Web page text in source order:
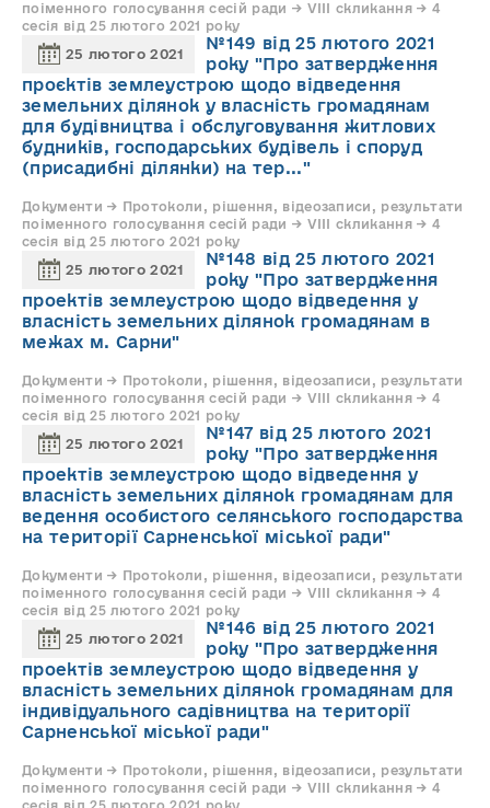
поіменного голосування сесій ради → VIII скликання → 4
сесія від 25 лютого 2021 року
25 лютого 2021
№149 від 25 лютого 2021
року "Про затвердження
проєктів землеустрою щодо відведення
земельних ділянок у власність громадянам
для будівництва і обслуговування житлових
будників, господарських будівель і споруд
(присадибні ділянки) на тер..."
Документи → Протоколи, рішення, відеозаписи, результати
поіменного голосування сесій ради → VIII скликання → 4
сесія від 25 лютого 2021 року
25 лютого 2021
№148 від 25 лютого 2021
року "Про затвердження
проектів землеустрою щодо відведення у
власність земельних ділянок громадянам в
межах м. Сарни"
Документи → Протоколи, рішення, відеозаписи, результати
поіменного голосування сесій ради → VIII скликання → 4
сесія від 25 лютого 2021 року
25 лютого 2021
№147 від 25 лютого 2021
року "Про затвердження
проектів землеустрою щодо відведення у
власність земельних ділянок громадянам для
ведення особистого селянського господарства
на території Сарненської міської ради"
Документи → Протоколи, рішення, відеозаписи, результати
поіменного голосування сесій ради → VIII скликання → 4
сесія від 25 лютого 2021 року
25 лютого 2021
№146 від 25 лютого 2021
року "Про затвердження
проектів землеустрою щодо відведення у
власність земельних ділянок громадянам для
індивідуального садівництва на території
Сарненської міської ради"
Документи → Протоколи, рішення, відеозаписи, результати
поіменного голосування сесій ради → VIII скликання → 4